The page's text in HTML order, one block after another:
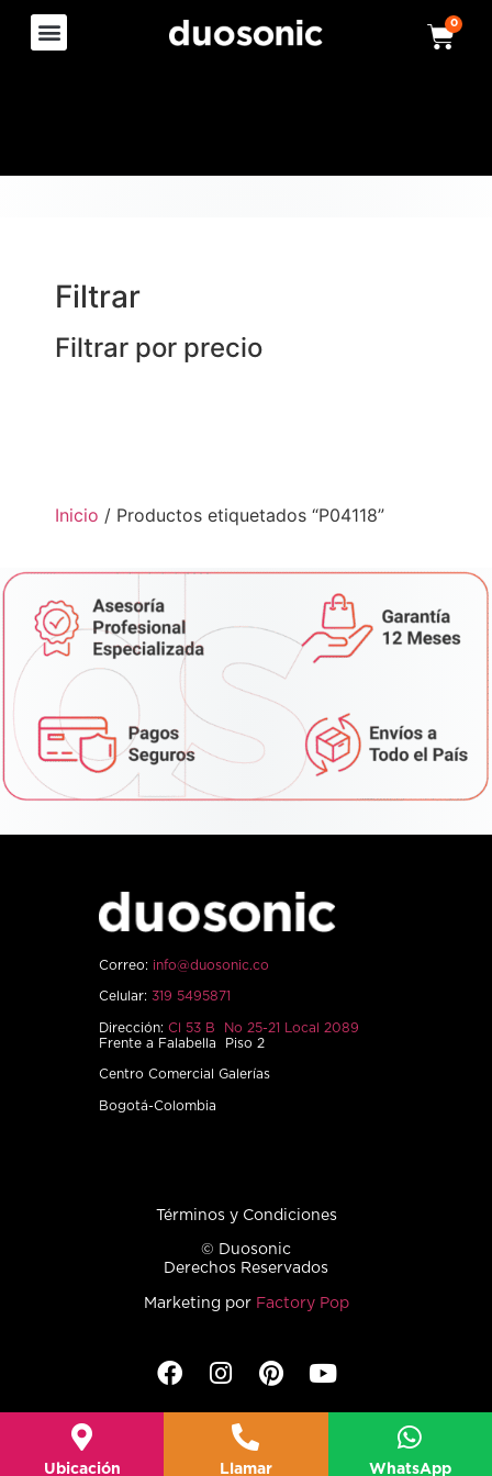
0
Filtrar
Filtrar por precio
Inicio / Productos etiquetados “P04118”
Correo: info@duosonic.co
Celular: 319 5495871
Dirección: Cl 53 B No 25-21 Local 2089
Frente a Falabella Piso 2
Centro Comercial Galerías
Bogotá-Colombia
Términos y Condiciones
© Duosonic
Derechos Reservados
Marketing por Factory Pop
Ubicación Llamar WhatsApp